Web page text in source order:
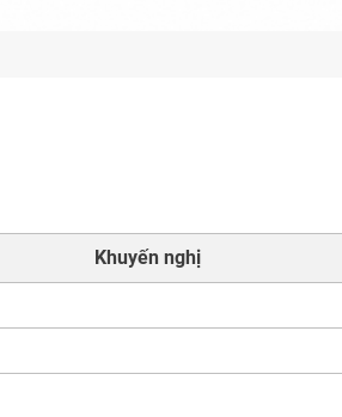
Khuyến nghị